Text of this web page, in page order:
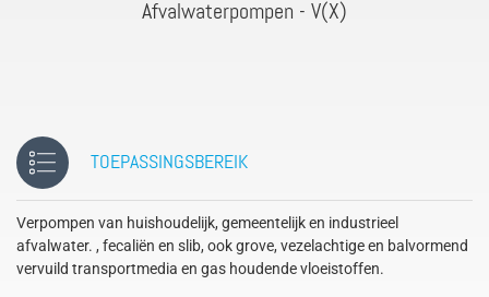
Afvalwaterpompen - V(X)
TOEPASSINGSBEREIK
Verpompen van huishoudelijk, gemeentelijk en industrieel
afvalwater. , fecaliën en slib, ook grove, vezelachtige en balvormend
vervuild transportmedia en gas houdende vloeistoffen.